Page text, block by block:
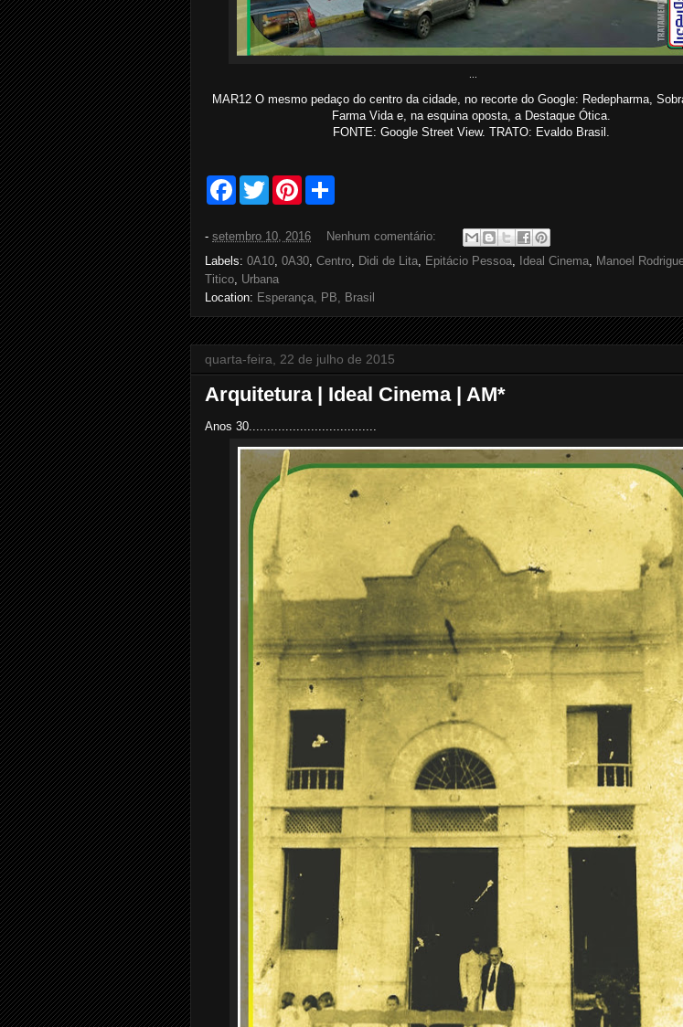
MAR12 O mesmo pedaço do centro da cidade, no recorte do Google: Redepharma,
Farma Vida e, na esquina oposta, a Destaque Ótica.
FONTE: Google Street View. TRATO: Evaldo Brasil.
F
b
o
k
T
w
t
e
r
P
e
r
e
t
e
- setembro 10, 2016
Nenhum comentário:
Labels: 0A10 0A30 Centro Didi de Lita Epitácio Pessoa Ideal Cinema Manoel
Titico Urbana
Location: Esperança, PB, Brasil
quarta-feira, 22 de julho de 2015
Arquitetura | Ideal Cinema | AM*
Anos 30...................................